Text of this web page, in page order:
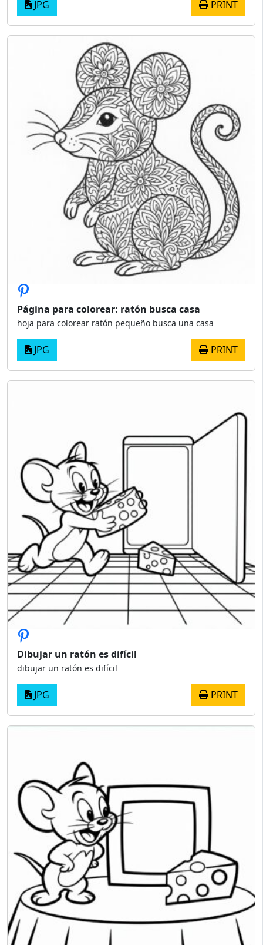
JPG PRINT
Página para colorear: ratón busca casa
hoja para colorear ratón pequeño busca una casa
JPG PRINT
Dibujar un ratón es difícil
dibujar un ratón es difícil
JPG PRINT